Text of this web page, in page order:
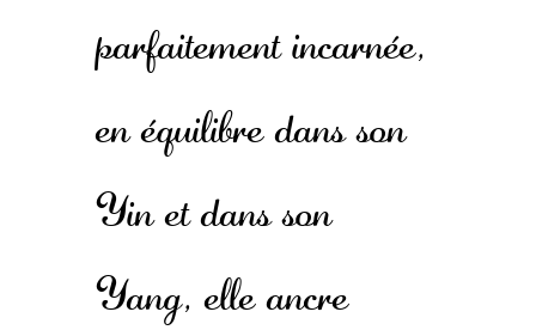
parfaitement incarnée,
en équilibre dans son
Yin et dans son
Yang, elle ancre